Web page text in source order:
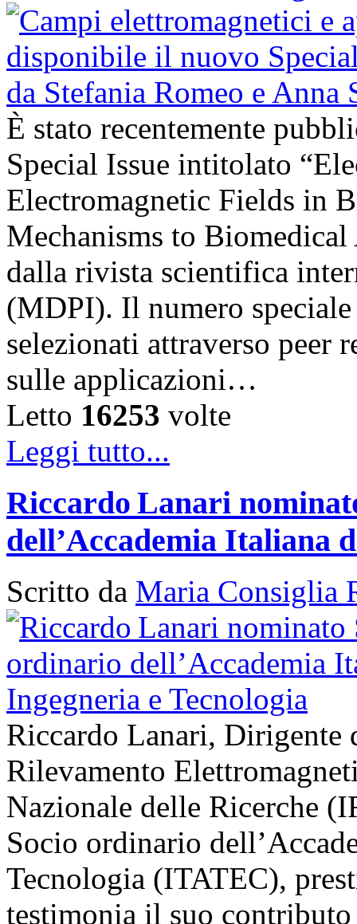
È stato recentemente
Special Issue intitolato
Electromagnetic Fields in
Mechanisms to
dalla rivista scientifica
(MDPI). Il numero
selezionati attraverso peer
sulle applicazioni…
Letto 16253 volte
Leggi tutto...
Riccardo Lanari
dell’Accademia Italiana
Scritto da Maria Consiglia
Riccardo Lanari, Dirigente
Rilevamento
Nazionale delle Ricerche
Socio ordinario
Tecnologia (ITATEC),
testimonia il suo